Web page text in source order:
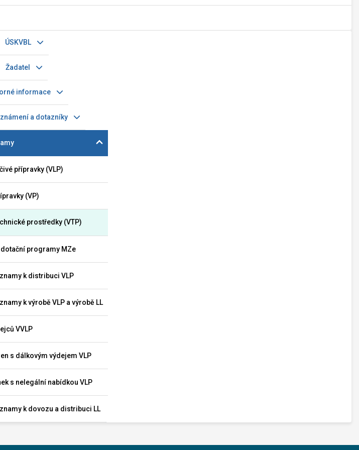
ÚSKVBL
Žadatel
informace
a dotazníky
přípravky (VLP)
(VP)
prostředky (VTP)
programy MZe
k distribuci VLP
k výrobě VLP a výrobě LL
VVLP
s dálkovým výdejem VLP
s nelegální nabídkou VLP
k dovozu a distribuci LL